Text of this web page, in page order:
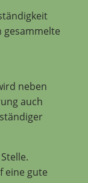
gesammelte
neben
auch
eine gute